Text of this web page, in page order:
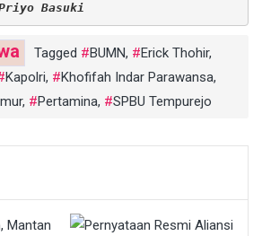
Basuki
Tagged BUMN, Erick Thohir,
Kapolri, Khofifah Indar Parawansa,
, Pertamina, SPBU Tempurejo